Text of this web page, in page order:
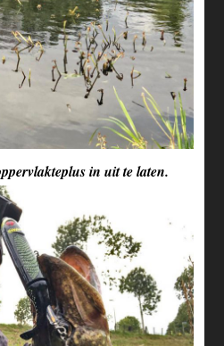
in uit te laten.